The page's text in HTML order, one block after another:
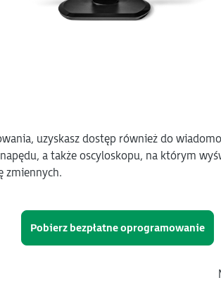
uzyskasz dostęp również do
a także oscyloskopu, na którym
zmiennych.
Pobierz bezpłatne oprogramowanie